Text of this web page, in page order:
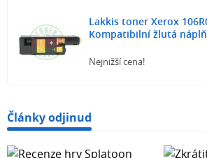
Lakkis toner Xerox
Kompatibilní žlutá náplň
Nejnižší cena!
Články odjinud